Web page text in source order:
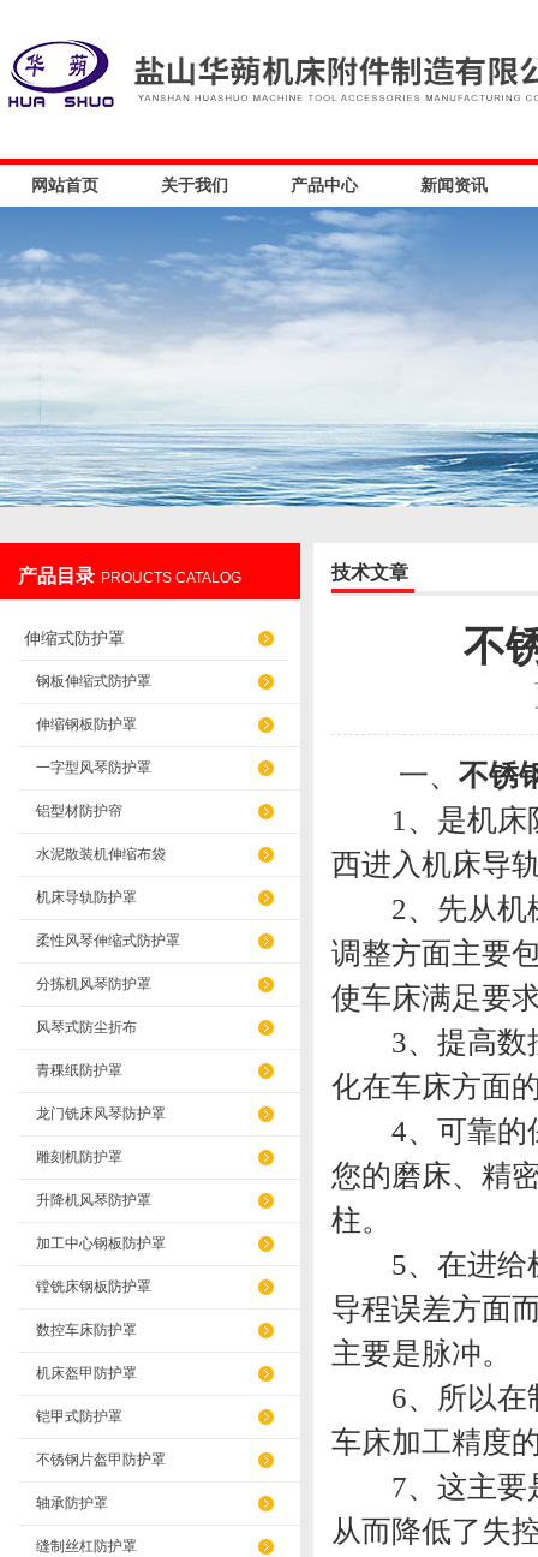
盐山华蒴机床附件制造有限公司
网站首页 关于我们 产品中心 新闻资讯
产品目录 PROUCTS CATALOG
伸缩式防护罩
钢板伸缩式防护罩
伸缩钢板防护罩
一字型风琴防护罩
铝型材防护帘
水泥散装机伸缩布袋
机床导轨防护罩
柔性风琴伸缩式防护罩
分拣机风琴防护罩
风琴式防尘折布
青稞纸防护罩
龙门铣床风琴防护罩
雕刻机防护罩
升降机风琴防护罩
加工中心钢板防护罩
镗铣床钢板防护罩
数控车床防护罩
机床盔甲防护罩
铠甲式防护罩
不锈钢片盔甲防护罩
轴承防护罩
缝制丝杠防护罩
技术文章
不
一、 不锈
1、是机床防
西进入机床导
2、先从机械
调整方面主要
使车床满足要
3、提高数控
化在车床方面
4、可靠的保
您的磨床、精
柱。
5、在进给机
导程误差方面
主要是脉冲。
6、所以在制
车床加工精度
7、这主要是
从而降低了失